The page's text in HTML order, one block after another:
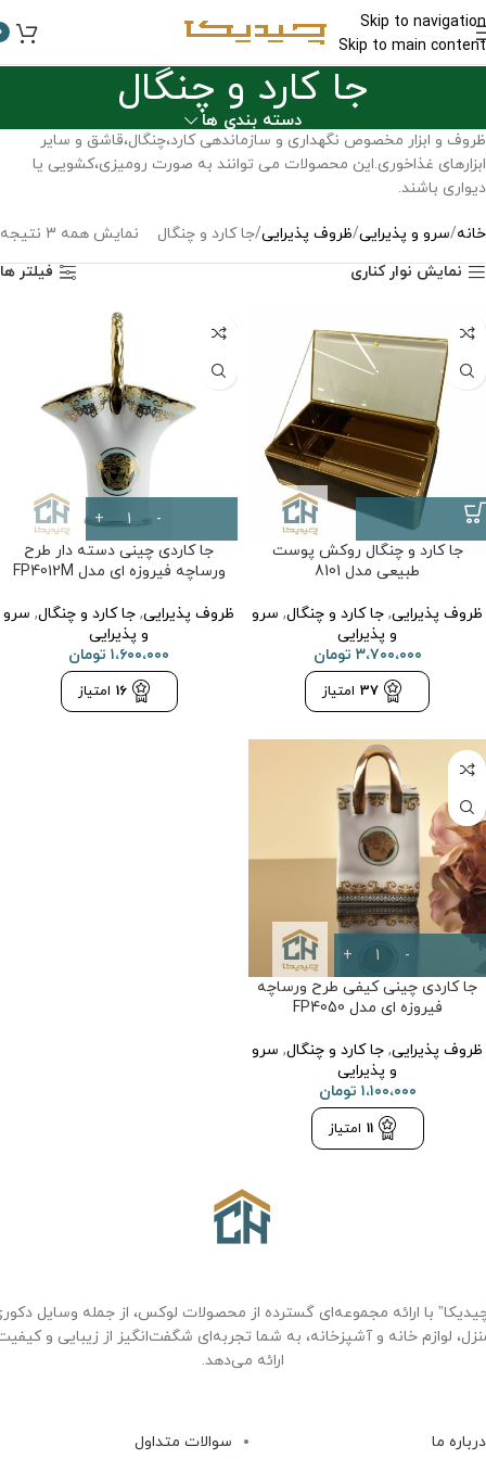
Skip to navigation
Skip to main content
جا کارد و چنگال
دسته بندی ها
ظروف و ابزار مخصوص نگهداری و سازماندهی کارد،چنگال،قاشق و سایر
ابزارهای غذاخوری.این محصولات می ‌توانند به صورت رومیزی،کشویی یا
دیواری باشند.
خانه سرو و پذیرایی ظروف پذیرایی جا کارد و چنگال
نمایش همه 3 نتیجه
نمایش نوار کناری
فیلتر ها
جا کارد و چنگال روکش پوست
طبیعی مدل 8101
ظروف پذیرایی, جا کارد و چنگال, سرو
و پذیرایی
۳،۷۰۰،۰۰۰ تومان
37 امتیاز
جا کاردی چینی دسته دار طرح
ورساچه فیروزه ای مدل FP4012M
ظروف پذیرایی, جا کارد و چنگال, سرو
و پذیرایی
۱،۶۰۰،۰۰۰ تومان
16 امتیاز
جا کاردی چینی کیفی طرح ورساچه
فیروزه ای مدل FP4050
ظروف پذیرایی, جا کارد و چنگال, سرو
و پذیرایی
۱،۱۰۰،۰۰۰ تومان
11 امتیاز
با ارائه مجموعه‌ای گسترده از محصولات لوکس، از جمله وسایل
لوازم خانه و آشپزخانه، به شما تجربه‌ای شگفت‌انگیز از زیبایی و
ارائه می‌دهد.
درباره ما
سوالات متداول